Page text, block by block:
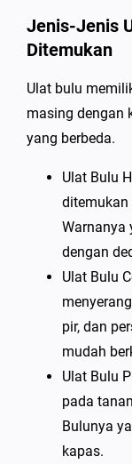
Jenis-Jenis
Ditemukan
Ulat bulu
masing dengan
yang berbeda.
Ulat Bulu
ditemukan
Warnanya
dengan
Ulat Bulu
pir, dan
mudah
Ulat Bulu
pada
Bulunya
kapas.